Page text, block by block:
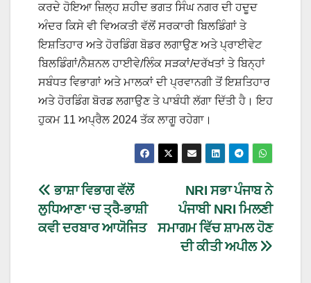
ਕਰਦੇ ਹੋਇਆ ਜ਼ਿਲ੍ਹ ਸ਼ਹੀਦ ਭਗਤ ਸਿੰਘ ਨਗਰ ਦੀ ਹਦੂਦ
ਅੰਦਰ ਕਿਸੇ ਵੀ ਵਿਅਕਤੀ ਵੱਲੋਂ ਸਰਕਾਰੀ ਬਿਲਡਿੰਗਾਂ ਤੇ
ਇਸ਼ਤਿਹਾਰ ਅਤੇ ਹੋਰਡਿੰਗ ਬੋਡਰ ਲਗਾਉਣ ਅਤੇ ਪ੍ਰਾਈਵੇਟ
ਬਿਲਡਿੰਗਾਂ/ਨੈਸ਼ਨਲ ਹਾਈਵੇ/ਲਿੰਕ ਸੜਕਾਂ/ਦਰੱਖਤਾਂ ਤੇ ਬਿਨ੍ਹਾਂ
ਸਬੰਧਤ ਵਿਭਾਗਾਂ ਅਤੇ ਮਾਲਕਾਂ ਦੀ ਪ੍ਰਵਾਨਗੀ ਤੋਂ ਇਸ਼ਤਿਹਾਰ
ਅਤੇ ਹੋਰਡਿੰਗ ਬੋਰਡ ਲਗਾਉਣ ਤੇ ਪਾਬੰਧੀ ਲੱਗਾ ਦਿੱਤੀ ਹੈ। ਇਹ
ਹੁਕਮ 11 ਅਪ੍ਰੈਲ 2024 ਤੱਕ ਲਾਗੂ ਰਹੇਗਾ।
NRI ਸਭਾ ਪੰਜਾਬ ਨੇ
ਪੰਜਾਬੀ NRI ਮਿਲਣੀ
ਸਮਾਗਮ ਵਿੱਚ ਸ਼ਾਮਲ ਹੋਣ
ਦੀ ਕੀਤੀ ਅਪੀਲ
ਭਾਸ਼ਾ ਵਿਭਾਗ ਵੱਲੋਂ
ਲੁਧਿਆਣਾ ‘ਚ ਤ੍ਰੈ-ਭਾਸ਼ੀ
ਕਵੀ ਦਰਬਾਰ ਆਯੋਜਿਤ